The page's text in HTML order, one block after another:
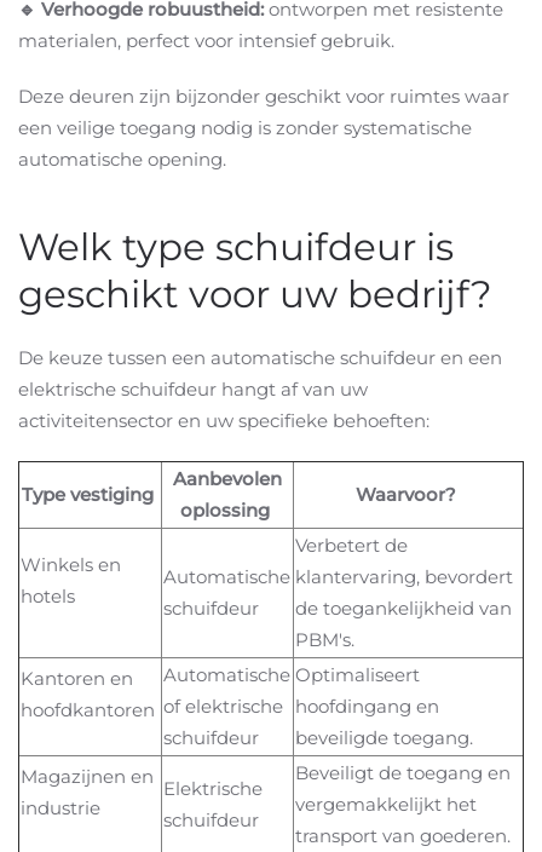
🔹 Verhoogde robuustheid:ontworpen met resistente
materialen, perfect voor intensief gebruik.
Deze deuren zijn bijzonder geschikt voor ruimtes waar
een veilige toegang nodig is zonder systematische
automatische opening.
Welk type schuifdeur is
geschikt voor uw bedrijf?
De keuze tussen een automatische schuifdeur en een
elektrische schuifdeur hangt af van uw
activiteitensector en uw specifieke behoeften:
Type vestiging
Aanbevolen
oplossing
Waarvoor?
Winkels en
hotels
Automatische
schuifdeur
Verbetert de
klantervaring, bevordert
de toegankelijkheid van
PBM's.
Kantoren en
hoofdkantoren
Automatische
of elektrische
schuifdeur
Optimaliseert
hoofdingang en
beveiligde toegang.
Magazijnen en
industrie
Elektrische
schuifdeur
Beveiligt de toegang en
vergemakkelijkt het
transport van goederen.